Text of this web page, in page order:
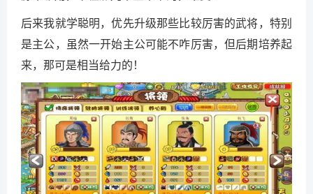
后来我就学聪明，优先升级那些比较厉害的武将，特别
是主公，虽然一开始主公可能不咋厉害，但后期培养起
来，那可是相当给力的！